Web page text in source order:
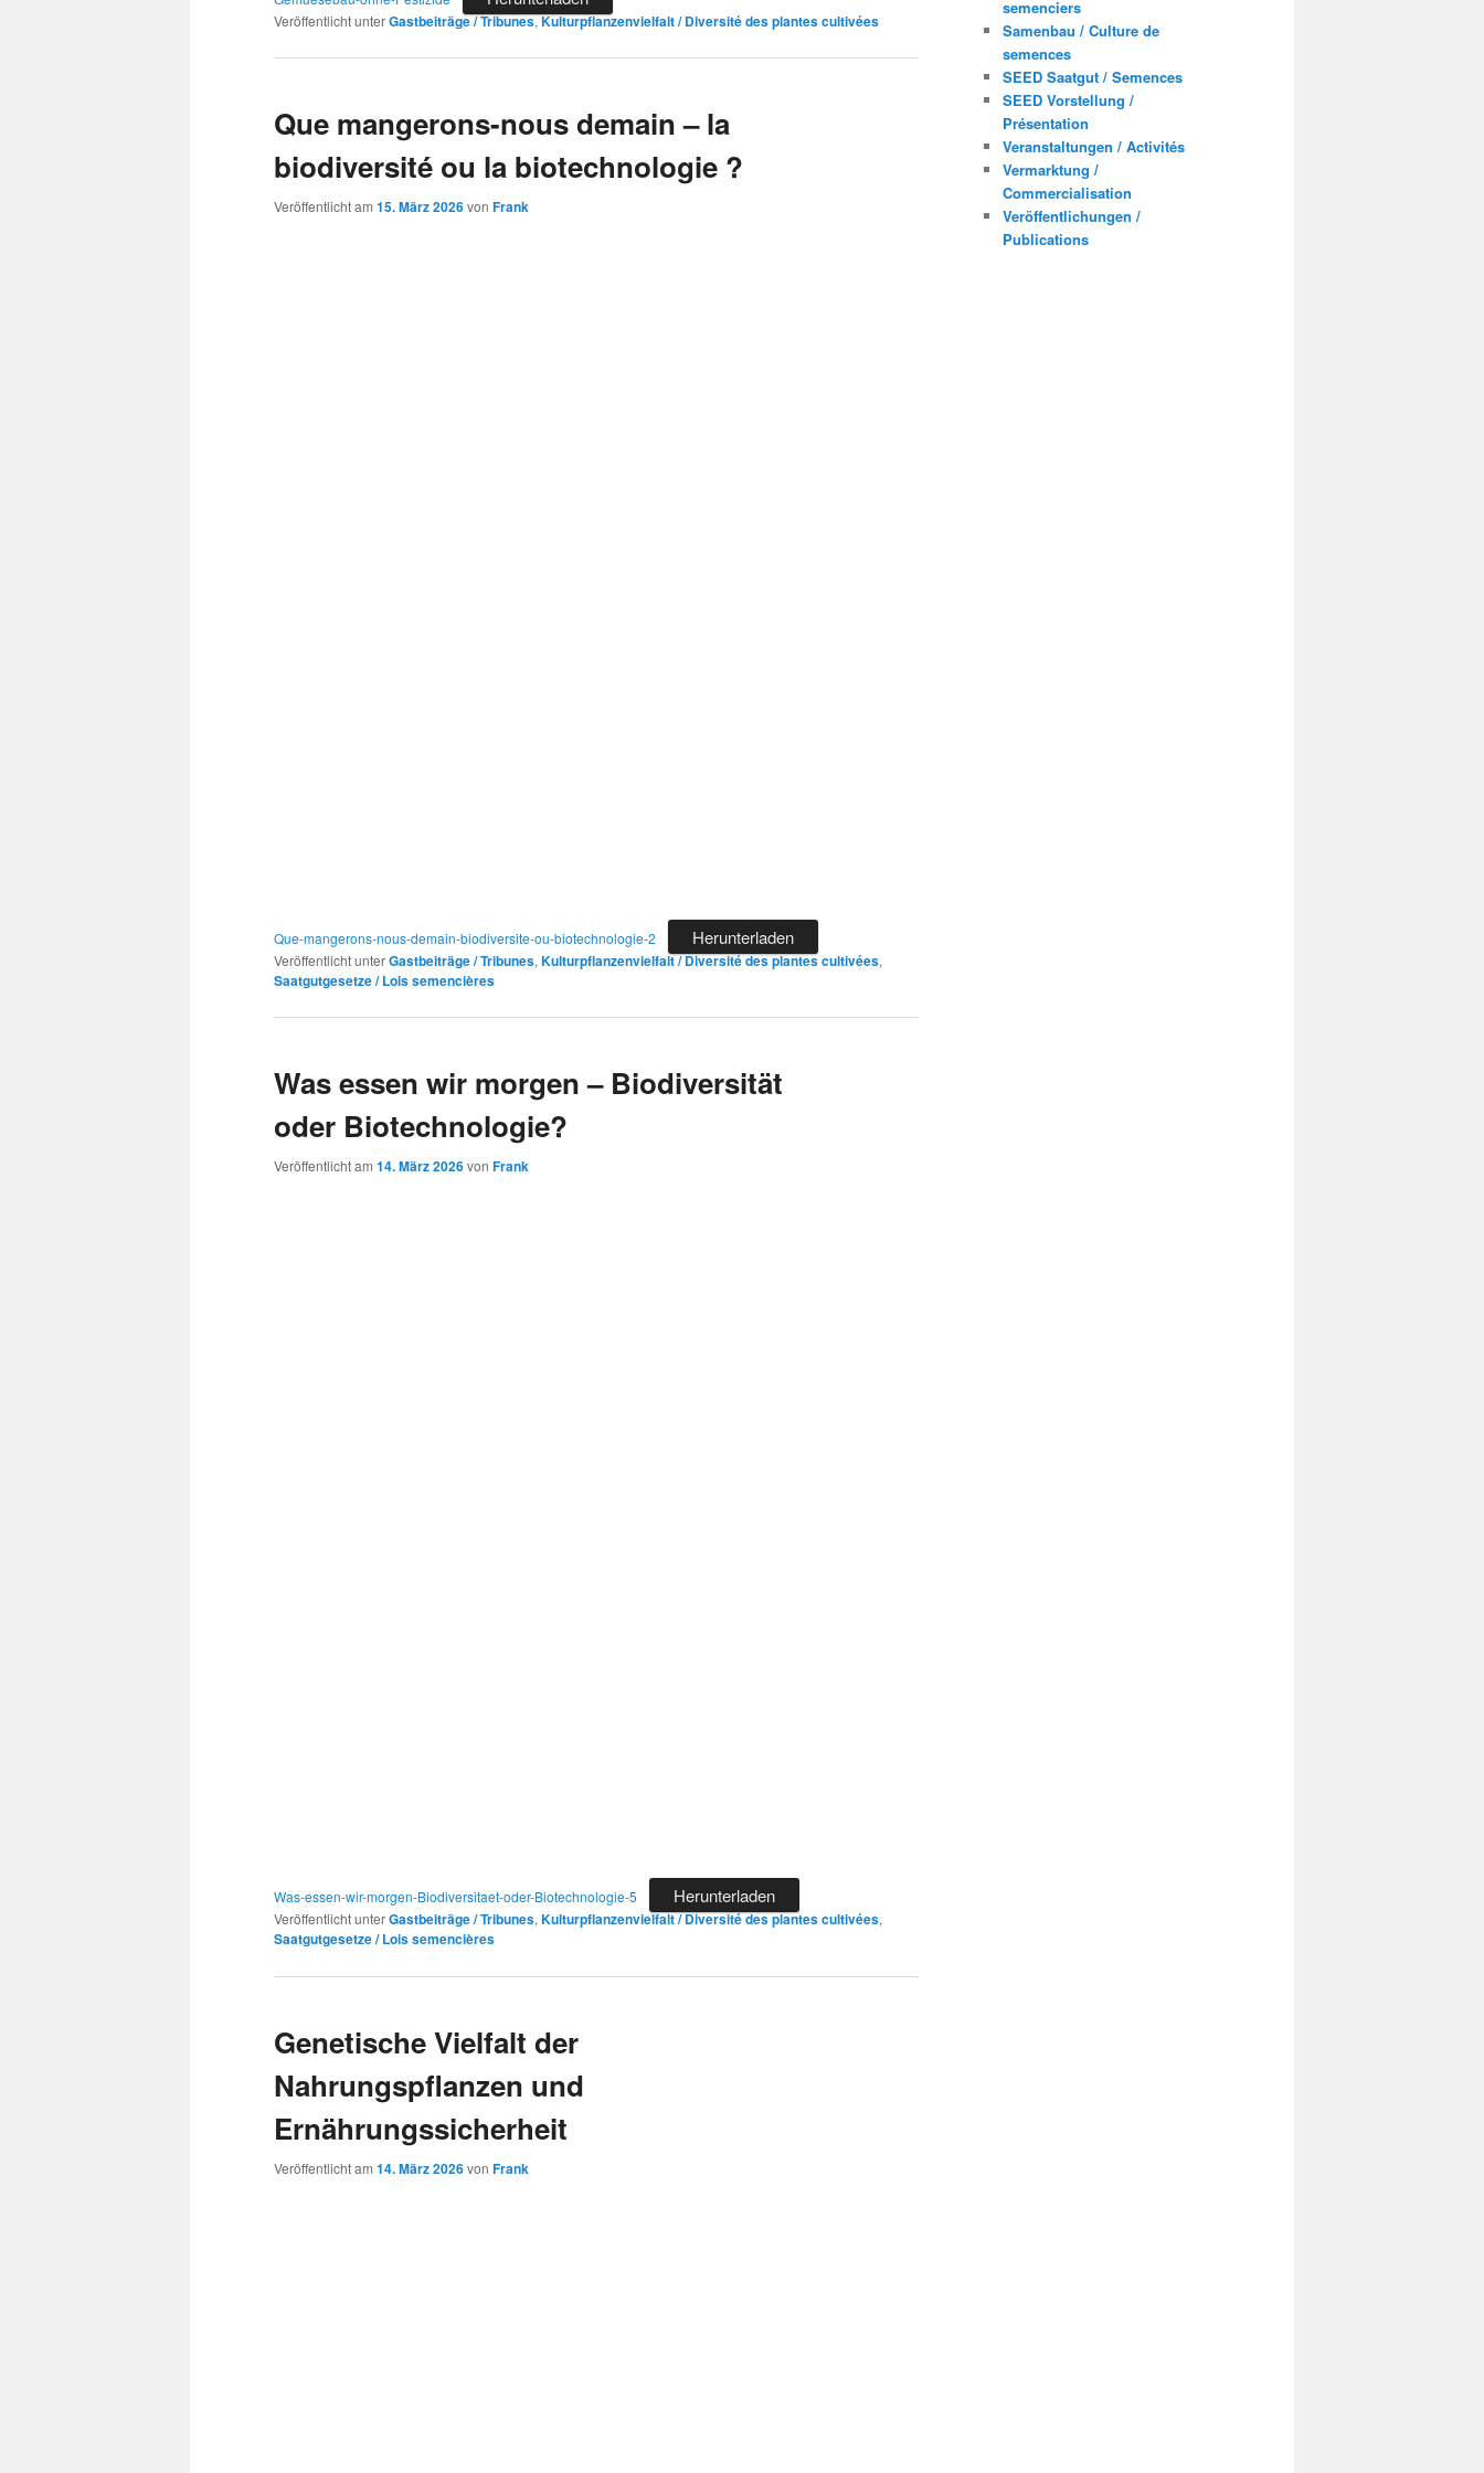
Veröffentlicht unterGastbeiträge / Tribunes,Kulturpflanzenvielfalt / Diversité des plantes cultivées
Que mangerons-nous demain – la
biodiversité ou la biotechnologie ?
Veröffentlicht am 15. März 2026von Frank
Que-mangerons-nous-demain-biodiversite-ou-biotechnologie-2 Herunterladen
Veröffentlicht unterGastbeiträge / Tribunes, Kulturpflanzenvielfalt / Diversité des plantes cultivées,
Saatgutgesetze / Lois semencières
Was essen wir morgen – Biodiversität
oder Biotechnologie?
Veröffentlicht am 14. März 2026von Frank
Was-essen-wir-morgen-Biodiversitaet-oder-Biotechnologie-5 Herunterladen
Veröffentlicht unterGastbeiträge / Tribunes,Kulturpflanzenvielfalt / Diversité des plantes cultivées,
Saatgutgesetze / Lois semencières
Genetische Vielfalt der
Nahrungspflanzen und
Ernährungssicherheit
Veröffentlicht am 14. März 2026von Frank
semenciers
Samenbau / Culture de
semences
SEED Saatgut / Semences
SEED Vorstellung /
Présentation
Veranstaltungen / Activités
Vermarktung /
Commercialisation
Veröffentlichungen /
Publications